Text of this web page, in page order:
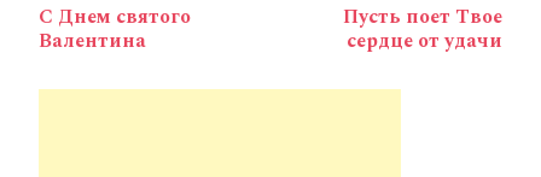
по
С Днем святого
Валентина
Пусть поет Твое
сердце от удачи